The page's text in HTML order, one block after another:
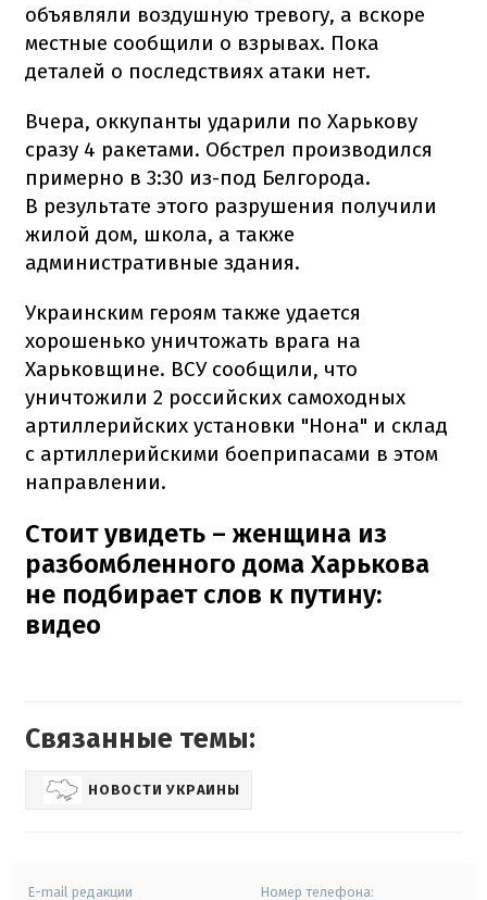
объявляли воздушную тревогу, а вскоре
местные сообщили о взрывах. Пока
деталей о последствиях атаки нет.
Вчера, оккупанты ударили по Харькову
сразу 4 ракетами. Обстрел производился
примерно в 3:30 из-под Белгорода.
В результате этого разрушения получили
жилой дом, школа, а также
административные здания.
Украинским героям также удается
хорошенько уничтожать врага на
Харьковщине. ВСУ сообщили, что
уничтожили 2 российских самоходных
артиллерийских установки "Нона" и склад
с артиллерийскими боеприпасами в этом
направлении.
Стоит увидеть – женщина из
разбомбленного дома Харькова
не подбирает слов к путину:
видео
Связанные темы:
НОВОСТИ УКРАИНЫ
E-mail редакции Номер телефона: